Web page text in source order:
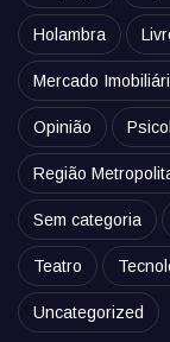
Holambra
Mercado
Opinião
Região
Sem categoria
Teatro
Uncategorized